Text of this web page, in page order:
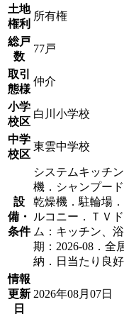
土地
権利
所有権
総戸
数
77戸
取引
態様
仲介
小学
校区
白川小学校
中学
校区
東雲中学校
設
備・
条件
システムキッチ
機．シャンプー
乾燥機．駐輪場
ルコニー．ＴＶ
ム：キッチン、
期：2026-08．全
納．日当たり良
情報
更新
日
2026年08月07日